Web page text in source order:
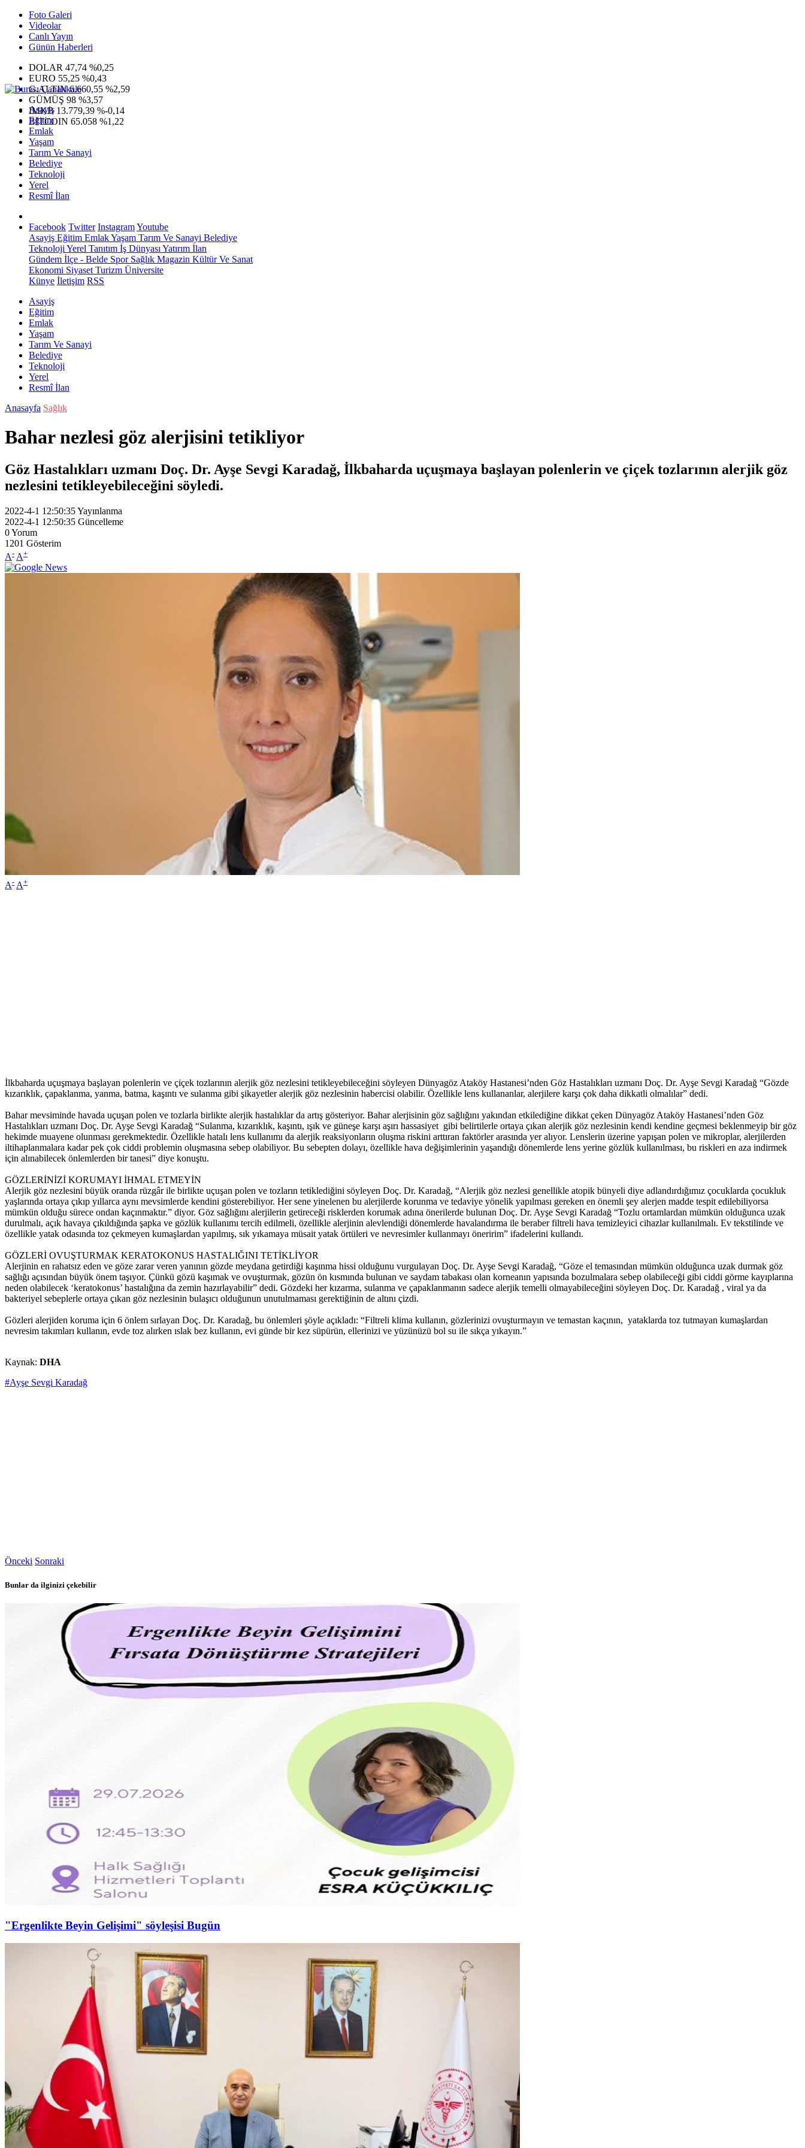
Foto Galeri
Videolar
Canlı Yayın
Günün Haberleri
DOLAR 47,74 %0,25
EURO 55,25 %0,43
G.ALTIN6.660,55 %2,59
GÜMÜŞ 98 %3,57
IMKB 13.779,39 %-0,14
BITCOIN 65.058 %1,22
Asayiş
Eğitim
Emlak
Yaşam
Tarım Ve Sanayi
Belediye
Teknoloji
Yerel
Resmî İlan
Facebook Twitter InstagramYoutube
Asayiş Eğitim EmlakYaşam Tarım Ve Sanayi Belediye
Teknoloji Yerel Tanıtım İş Dünyası Yatırım İlan
Gündem İlçe - Belde SporSağlık Magazin Kültür Ve Sanat
Ekonomi Siyaset Turizm Üniversite
Künye İletişim RSS
Asayiş
Eğitim
Emlak
Yaşam
Tarım Ve Sanayi
Belediye
Teknoloji
Yerel
Resmî İlan
Anasayfa Sağlık
Bahar nezlesi göz alerjisini tetikliyor
Göz Hastalıkları uzmanı Doç. Dr. Ayşe Sevgi Karadağ, İlkbaharda uçuşmaya başlayan polenlerin ve çiçek tozlarının alerjik göz
nezlesini tetikleyebileceğini söyledi.
2022-4-1 12:50:35Yayınlanma
2022-4-1 12:50:35 Güncelleme
0Yorum
1201 Gösterim
A- A+
A- A+
İlkbaharda uçuşmaya başlayan polenlerin ve çiçek tozlarının alerjik göz nezlesini tetikleyebileceğini söyleyen Dünyagöz Ataköy Hastanesi’nden Göz Hastalıkları uzmanı Doç. Dr. Ayşe Sevgi Karadağ “Gözde
kızarıklık, çapaklanma, yanma, batma, kaşıntı ve sulanma gibi şikayetler alerjik göz nezlesinin habercisi olabilir. Özellikle lens kullananlar, alerjilere karşı çok daha dikkatli olmalılar” dedi.
Bahar mevsiminde havada uçuşan polen ve tozlarla birlikte alerjik hastalıklar da artış gösteriyor. Bahar alerjisinin göz sağlığını yakından etkilediğine dikkat çeken Dünyagöz Ataköy Hastanesi’nden Göz
Hastalıkları uzmanı Doç. Dr. Ayşe Sevgi Karadağ “Sulanma, kızarıklık, kaşıntı, ışık ve güneşe karşı aşırı hassasiyet gibi belirtilerle ortaya çıkan alerjik göz nezlesinin kendi kendine geçmesi beklenmeyip bir göz
hekimde muayene olunması gerekmektedir. Özellikle hatalı lens kullanımı da alerjik reaksiyonların oluşma riskini arttıran faktörler arasında yer alıyor. Lenslerin üzerine yapışan polen ve mikroplar, alerjilerden
iltihaplanmalara kadar pek çok ciddi problemin oluşmasına sebep olabiliyor. Bu sebepten dolayı, özellikle hava değişimlerinin yaşandığı dönemlerde lens yerine gözlük kullanılması, bu riskleri en aza indirmek
için alınabilecek önlemlerden bir tanesi” diye konuştu.
GÖZLERİNİZİ KORUMAYI İHMAL ETMEYİN
Alerjik göz nezlesini büyük oranda rüzgâr ile birlikte uçuşan polen ve tozların tetiklediğini söyleyen Doç. Dr. Karadağ, “Alerjik göz nezlesi genellikle atopik bünyeli diye adlandırdığımız çocuklarda çocukluk
yaşlarında ortaya çıkıp yıllarca aynı mevsimlerde kendini gösterebiliyor. Her sene yinelenen bu alerjilerde korunma ve tedaviye yönelik yapılması gereken en önemli şey alerjen madde tespit edilebiliyorsa
mümkün olduğu sürece ondan kaçınmaktır.” diyor. Göz sağlığını alerjilerin getireceği risklerden korumak adına önerilerde bulunan Doç. Dr. Ayşe Sevgi Karadağ “Tozlu ortamlardan mümkün olduğunca uzak
durulmalı, açık havaya çıkıldığında şapka ve gözlük kullanımı tercih edilmeli, özellikle alerjinin alevlendiği dönemlerde havalandırma ile beraber filtreli hava temizleyici cihazlar kullanılmalı. Ev tekstilinde ve
özellikle yatak odasında toz çekmeyen kumaşlardan yapılmış, sık yıkamaya müsait yatak örtüleri ve nevresimler kullanmayı öneririm” ifadelerini kullandı.
GÖZLERİ OVUŞTURMAK KERATOKONUS HASTALIĞINI TETİKLİYOR
Alerjinin en rahatsız eden ve göze zarar veren yanının gözde meydana getirdiği kaşınma hissi olduğunu vurgulayan Doç. Dr. Ayşe Sevgi Karadağ, “Göze el temasından mümkün olduğunca uzak durmak göz
sağlığı açısından büyük önem taşıyor. Çünkü gözü kaşımak ve ovuşturmak, gözün ön kısmında bulunan ve saydam tabakası olan korneanın yapısında bozulmalara sebep olabileceği gibi ciddi görme kayıplarına
neden olabilecek ‘keratokonus’ hastalığına da zemin hazırlayabilir” dedi. Gözdeki her kızarma, sulanma ve çapaklanmanın sadece alerjik temelli olmayabileceğini söyleyen Doç. Dr. Karadağ , viral ya da
bakteriyel sebeplerle ortaya çıkan göz nezlesinin bulaşıcı olduğunun unutulmaması gerektiğinin de altını çizdi.
Gözleri alerjiden koruma için 6 önlem sırlayan Doç. Dr. Karadağ, bu önlemleri şöyle açıkladı: “Filtreli klima kullanın, gözlerinizi ovuşturmayın ve temastan kaçının, yataklarda toz tutmayan kumaşlardan
nevresim takımları kullanın, evde toz alırken ıslak bez kullanın, evi günde bir kez süpürün, ellerinizi ve yüzünüzü bol su ile sıkça yıkayın.”
Kaynak: DHA
#Ayşe Sevgi Karadağ
Önceki Sonraki
Bunlar da ilginizi çekebilir
"Ergenlikte Beyin Gelişimi" söyleşisi Bugün